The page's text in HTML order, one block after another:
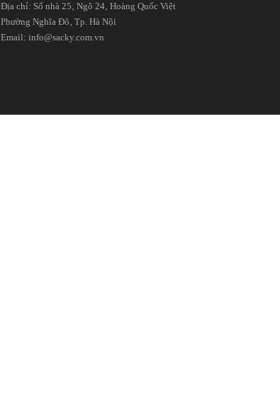
Địa chỉ: Số nhà 25‚ Ngõ 24‚ Hoàng Quốc Việt
Phường Nghĩa Đô‚ Tp. Hà Nội
Email: info@sacky.com.vn